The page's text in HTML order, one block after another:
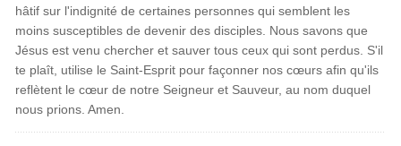
hâtif sur l'indignité de certaines personnes qui semblent les
moins susceptibles de devenir des disciples. Nous savons que
Jésus est venu chercher et sauver tous ceux qui sont perdus. S'il
te plaît, utilise le Saint-Esprit pour façonner nos cœurs afin qu'ils
reflètent le cœur de notre Seigneur et Sauveur, au nom duquel
nous prions. Amen.